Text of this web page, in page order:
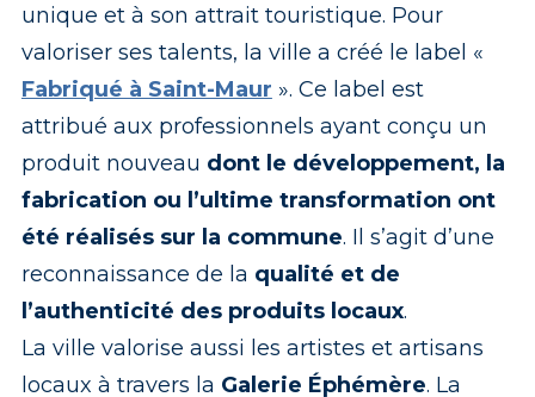
unique et à son attrait touristique. Pour
valoriser ses talents, la ville a créé le label «
Fabriqué à Saint-Maur ». Ce label est
attribué aux professionnels ayant conçu un
produit nouveau dont le développement, la
fabrication ou l’ultime transformation ont
été réalisés sur la commune. Il s’agit d’une
reconnaissance de la qualité et de
l’authenticité des produits locaux.
La ville valorise aussi les artistes et artisans
locaux à travers la Galerie Éphémère. La